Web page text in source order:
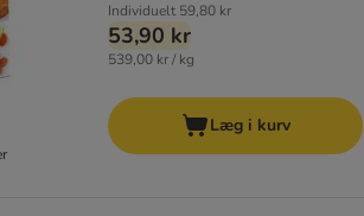
Individuelt 59,80 kr
53,90 kr
539,00 kr / kg
Læg i kurv